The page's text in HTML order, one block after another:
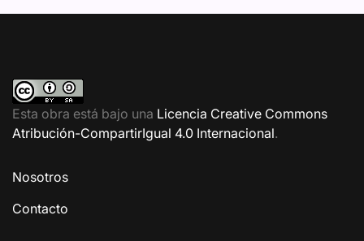
Esta obra está bajo una Licencia Creative Commons
Atribución-CompartirIgual 4.0 Internacional.
Nosotros
Contacto